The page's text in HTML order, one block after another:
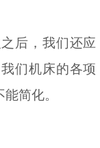
后，我们还应
们机床的各项
简化。